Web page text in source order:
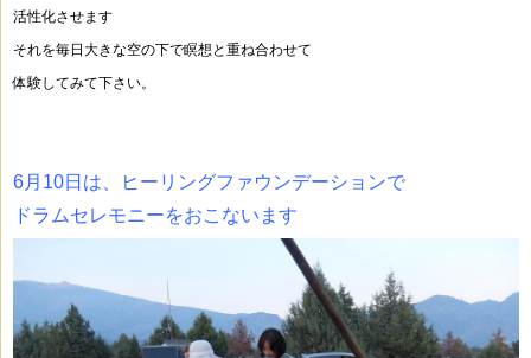
活性化させます
それを毎日大きな空の下で瞑想と重ね合わせて
体験してみて下さい。
6月10日は、ヒーリングファウンデーションで
ドラムセレモニーをおこないます